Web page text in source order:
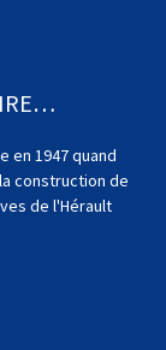
en 1947 quand
construction de
de l'Hérault